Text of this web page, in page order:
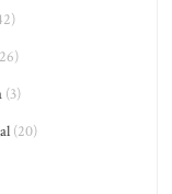
(3)
(20)